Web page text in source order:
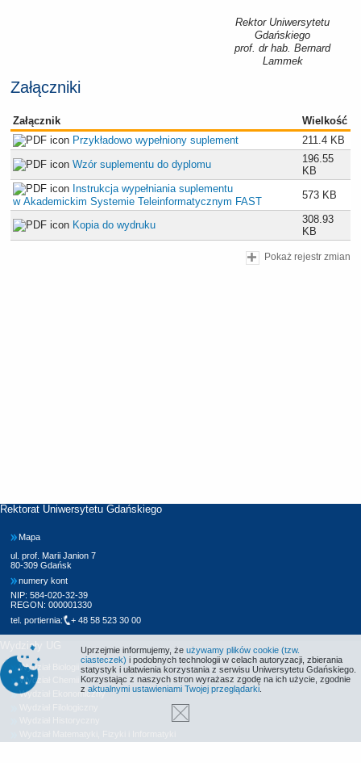
Rektor Uniwersytetu
Gdańskiego
prof. dr hab. Bernard
Lammek
Załączniki
Załącznik
Wielkość
Przykładowo wypełniony suplement
211.4 KB
Wzór suplementu do dyplomu
196.55
KB
Instrukcja wypełniania suplementu
w Akademickim Systemie Teleinformatycznym FAST
573 KB
Kopia do wydruku
308.93
KB
Pokaż rejestr zmian
Rektorat Uniwersytetu Gdańskiego
Mapa
ul. prof. Marii Janion 7
80-309 Gdańsk
numery kont
NIP: 584-020-32-39
REGON: 000001330
tel. portiernia:
+ 48 58 523 30 00
Wydziały UG
Wydział Biologii
Wydział Chemii
Wydział Ekonomiczny
Uprzejmie informujemy, że używamy plików cookie (tzw.
ciasteczek) i podobnych technologii w celach autoryzacji, zbierania
statystyk i ułatwienia korzystania z serwisu Uniwersytetu Gdańskiego.
Korzystając z naszych stron wyrażasz zgodę na ich użycie, zgodnie
z aktualnymi ustawieniami Twojej przeglądarki